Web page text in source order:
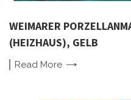
WEIMARER
(HEIZHAUS), GELB
Read More